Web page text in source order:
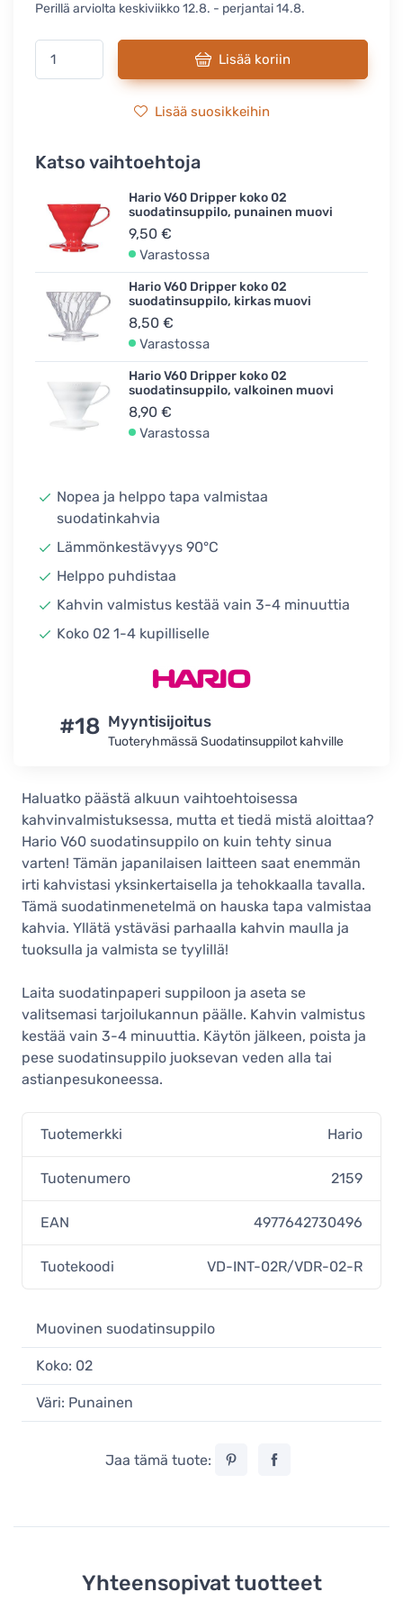
Perillä arviolta keskiviikko 12.8. - perjantai 14.8.
Lisää koriin
Lisää suosikkeihin
Katso vaihtoehtoja
Hario V60 Dripper koko 02
suodatinsuppilo, punainen muovi
9,50 €
Varastossa
Hario V60 Dripper koko 02
suodatinsuppilo, kirkas muovi
8,50 €
Varastossa
Hario V60 Dripper koko 02
suodatinsuppilo, valkoinen muovi
8,90 €
Varastossa
Nopea ja helppo tapa valmistaa
suodatinkahvia
Lämmönkestävyys 90°C
Helppo puhdistaa
Kahvin valmistus kestää vain 3-4 minuuttia
Koko 02 1-4 kupilliselle
#18 Myyntisijoitus
Tuoteryhmässä Suodatinsuppilot kahville
Haluatko päästä alkuun vaihtoehtoisessa
kahvinvalmistuksessa, mutta et tiedä mistä aloittaa?
Hario V60 suodatinsuppilo on kuin tehty sinua
varten! Tämän japanilaisen laitteen saat enemmän
irti kahvistasi yksinkertaisella ja tehokkaalla tavalla.
Tämä suodatinmenetelmä on hauska tapa valmistaa
kahvia. Yllätä ystäväsi parhaalla kahvin maulla ja
tuoksulla ja valmista se tyylillä!
Laita suodatinpaperi suppiloon ja aseta se
valitsemasi tarjoilukannun päälle. Kahvin valmistus
kestää vain 3-4 minuuttia. Käytön jälkeen, poista ja
pese suodatinsuppilo juoksevan veden alla tai
astianpesukoneessa.
Tuotemerkki Hario
Tuotenumero 2159
EAN 4977642730496
Tuotekoodi VD-INT-02R/VDR-02-R
Muovinen suodatinsuppilo
Koko: 02
Väri: Punainen
Jaa tämä tuote:
Yhteensopivat tuotteet